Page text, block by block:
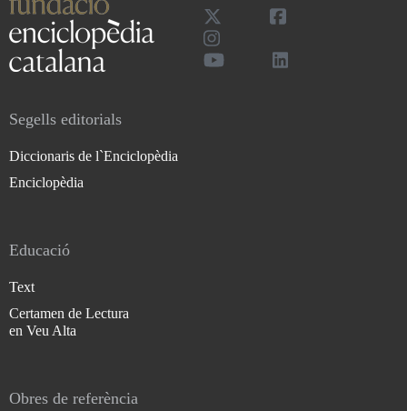
Segells editorials
Diccionaris de l`Enciclopèdia
Enciclopèdia
Educació
Text
Certamen de Lectura
en Veu Alta
Obres de referència